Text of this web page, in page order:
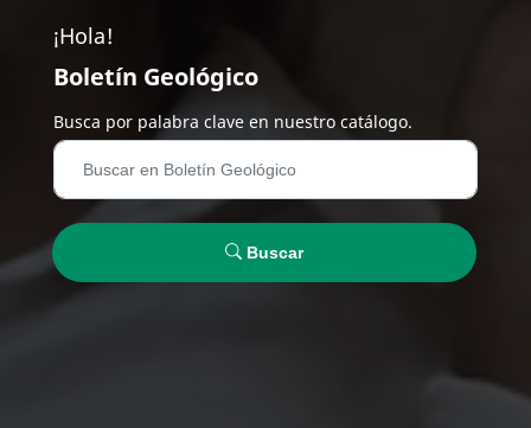
¡Hola!
Boletín Geológico
Busca por palabra clave en nuestro catálogo.
Buscar